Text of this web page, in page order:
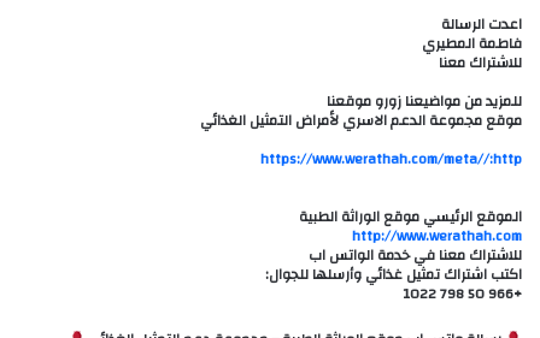
اعدت الرسالة
فاطمة المطيري
للاشتراك معنا
للمزيد من مواضيعنا زورو موقعنا
موقع مجموعة الدعم الاسري لأمراض التمثيل الغذائي
http://‏https://www.werathah.com/meta
الموقع الرئيسي موقع الوراثة الطبية
للاشتراك معنا في خدمة الواتس اب
اكتب اشتراك تمثيل غذائي وأرسلها للجوال:
+966 50 798 1022